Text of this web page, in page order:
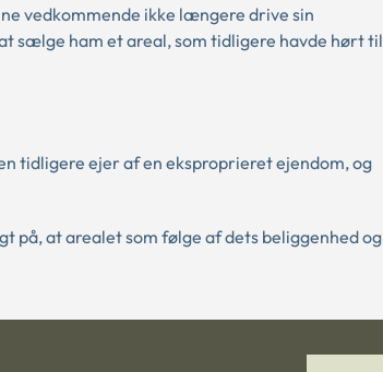
vedkommende ikke længere drive sin
sælge ham et areal, som tidligere havde hørt til
tidligere ejer af en eksproprieret ejendom, og
at arealet som følge af dets beliggenhed og